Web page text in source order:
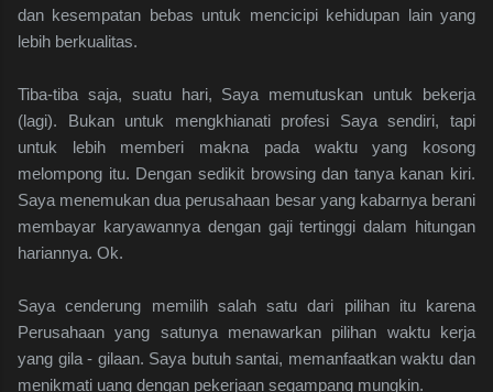
dan kesempatan bebas untuk mencicipi kehidupan lain yang
lebih berkualitas.
Tiba-tiba saja, suatu hari, Saya memutuskan untuk bekerja
(lagi). Bukan untuk mengkhianati profesi Saya sendiri, tapi
untuk lebih memberi makna pada waktu yang kosong
melompong itu. Dengan sedikit browsing dan tanya kanan kiri.
Saya menemukan dua perusahaan besar yang kabarnya berani
membayar karyawannya dengan gaji tertinggi dalam hitungan
hariannya. Ok.
Saya cenderung memilih salah satu dari pilihan itu karena
Perusahaan yang satunya menawarkan pilihan waktu kerja
yang gila - gilaan. Saya butuh santai, memanfaatkan waktu dan
menikmati uang dengan pekerjaan segampang mungkin.